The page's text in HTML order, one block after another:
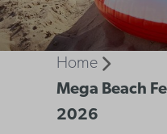
Home
Mega Beach
2026